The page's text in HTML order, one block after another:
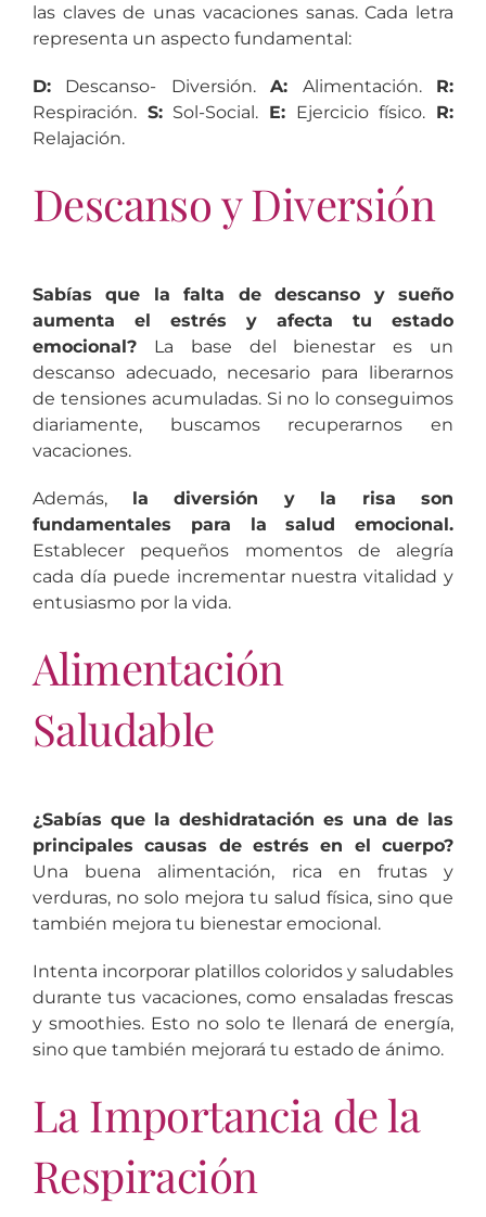
las claves de unas vacaciones sanas. Cada letra
representa un aspecto fundamental:
D:Descanso- Diversión.A: Alimentación. R:
Respiración. S:Sol-Social. E: Ejercicio físico. R:
Relajación.
Descanso y Diversión
Sabías que la falta de descanso y sueño
aumenta el estrés y afecta tu estado
emocional?La base del bienestar es un
descanso adecuado, necesario para liberarnos
de tensiones acumuladas. Si no lo conseguimos
diariamente, buscamos recuperarnos en
vacaciones.
Además, la diversión y la risa son
fundamentales para la salud emocional.
Establecer pequeños momentos de alegría
cada día puede incrementar nuestra vitalidad y
entusiasmo por la vida.
Alimentación
Saludable
¿Sabías que la deshidratación es una de las
principales causas de estrés en el cuerpo?
Una buena alimentación, rica en frutas y
verduras, no solo mejora tu salud física, sino que
también mejora tu bienestar emocional.
Intenta incorporar platillos coloridos y saludables
durante tus vacaciones, como ensaladas frescas
y smoothies. Esto no solo te llenará de energía,
sino que también mejorará tu estado de ánimo.
La Importancia de la
Respiración